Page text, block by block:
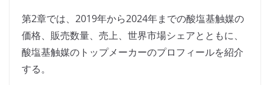
第2章では、2019年から2024年までの酸塩基触媒の
価格、販売数量、売上、世界市場シェアとともに、
酸塩基触媒のトップメーカーのプロフィールを紹介
する。